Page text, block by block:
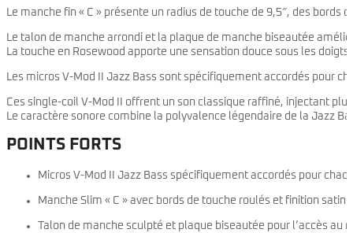
Le manche fin « C » présente un radius de touche de 9,5″, des
Le talon de manche arrondi et la plaque de manche biseautée
La touche en Rosewood apporte une sensation douce sous les
Les micros V-Mod II Jazz Bass sont spécifiquement accordés pour
Ces single-coil V-Mod II offrent un son classique raffiné, injectant
Le caractère sonore combine la polyvalence légendaire de la Jazz
POINTS FORTS
Micros V-Mod II Jazz Bass spécifiquement accordés pour
Manche Slim « C » avec bords de touche roulés et finition satin
Talon de manche sculpté et plaque biseautée pour l’accès au